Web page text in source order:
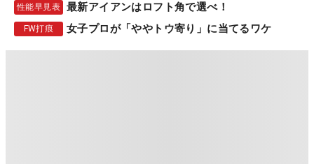
性能早見表 最新アイアンはロフト角で選べ！
FW打痕 女子プロが「ややトウ寄り」に当てるワケ